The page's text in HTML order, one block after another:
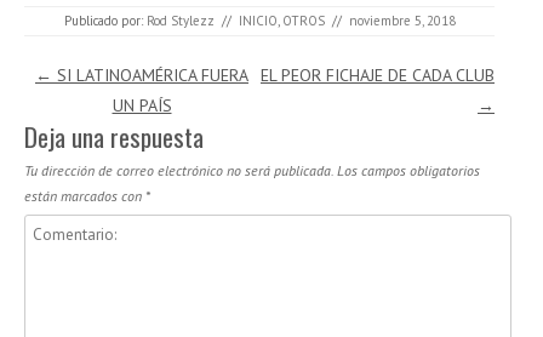
Publicado por: Rod Stylezz // INICIO OTROS // noviembre 5, 2018
Navegación de entradas
← SI LATINOAMÉRICA FUERA
UN PAÍS
EL PEOR FICHAJE DE CADA CLUB
→
Deja una respuesta
Tu dirección de correo electrónico no será publicada. Los campos obligatorios
están marcados con *